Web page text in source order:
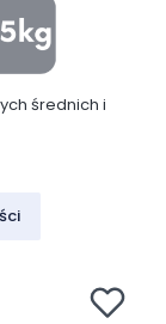
średnich i